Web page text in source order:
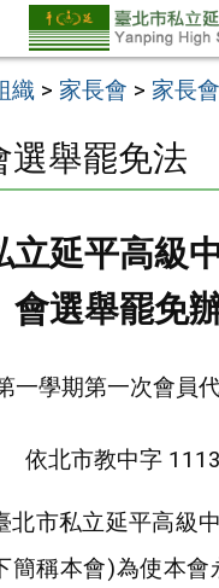
織 > 家長會 > 家長
選舉罷免法
立延平高級
會選舉罷免
一學期第一次會員
依北市教中字
北市私立延平高級
簡稱本會)為使本會